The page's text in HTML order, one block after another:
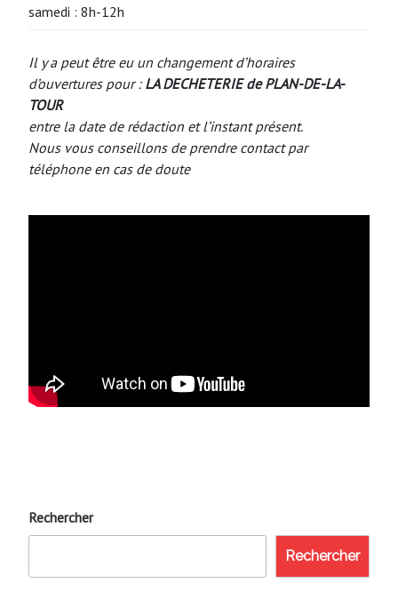
samedi : 8h-12h
Il y a peut être eu un changement d’horaires
d’ouvertures pour : LA DECHETERIE de PLAN-DE-LA-
TOUR
entre la date de rédaction et l’instant présent.
Nous vous conseillons de prendre contact par
téléphone en cas de doute
Rechercher
Rechercher